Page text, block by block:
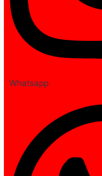
Whatsapp